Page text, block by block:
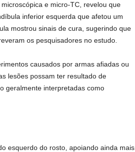
e micro-TC, revelou que
inferior esquerda que afetou um
mostrou sinais de cura, sugerindo que
os pesquisadores no estudo.
causados ​​por armas afiadas ou
lesões possam ter resultado de
geralmente interpretadas como
esquerdo do rosto, apoiando ainda mais